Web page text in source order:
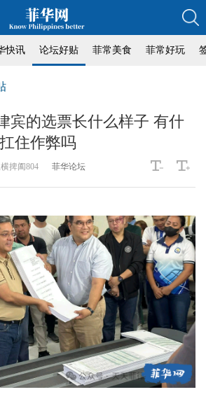
快讯 论坛好贴 菲常美食 菲常好玩
宾的选票长什么样子 有什
住作弊吗
捭阖804 菲华论坛